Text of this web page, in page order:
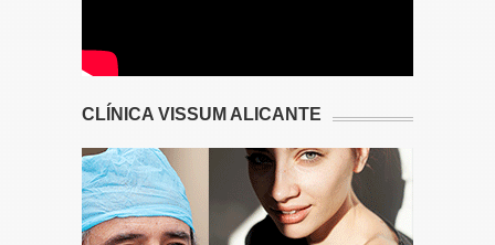
CLÍNICA VISSUM ALICANTE